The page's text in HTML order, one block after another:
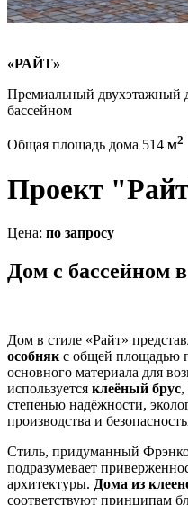
«РАЙТ»
Премиальный двухэтажный
бассейном
Общая площадь дома 514 м2
Проект
Цена: по запросу
Дом с бассейном
Дом в стиле «Райт»
особняк с общей площадью
основного материала для
используется клеёный брус,
степенью надёжности,
производства и
Стиль, придуманный
подразумевает
архитектуры. Дома из
соответствуют принципам